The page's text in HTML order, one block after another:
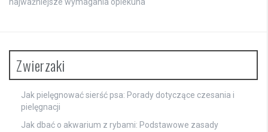
Zwierzaki
Jak pielęgnować sierść psa: Porady dotyczące czesania i
pielęgnacji
Jak dbać o akwarium z rybami: Podstawowe zasady